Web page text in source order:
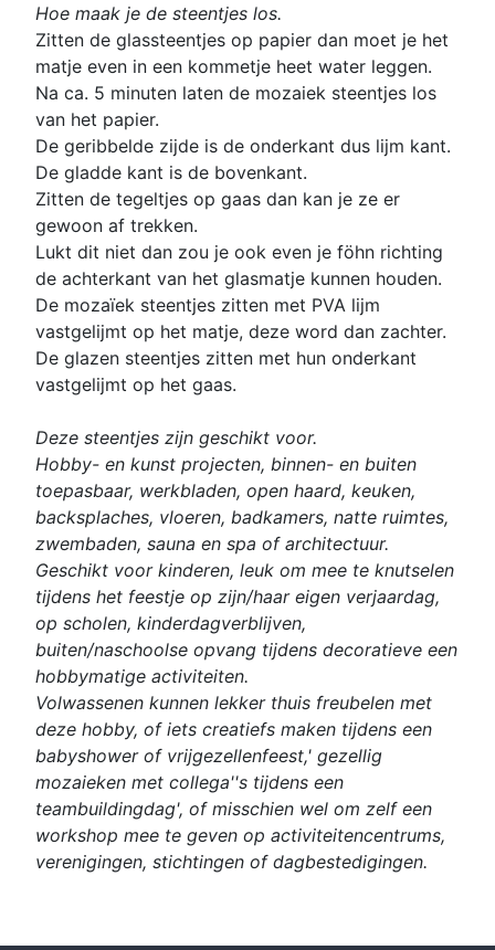
Hoe maak je de steentjes los.
Zitten de glassteentjes op papier dan moet je het
matje even in een kommetje heet water leggen.
Na ca. 5 minuten laten de mozaiek steentjes los
van het papier.
De geribbelde zijde is de onderkant dus lijm kant.
De gladde kant is de bovenkant.
Zitten de tegeltjes op gaas dan kan je ze er
gewoon af trekken.
Lukt dit niet dan zou je ook even je föhn richting
de achterkant van het glasmatje kunnen houden.
De mozaïek steentjes zitten met PVA lijm
vastgelijmt op het matje, deze word dan zachter.
De glazen steentjes zitten met hun onderkant
vastgelijmt op het gaas.
Deze steentjes zijn geschikt voor.
Hobby- en kunst projecten, binnen- en buiten
toepasbaar, werkbladen, open haard, keuken,
backsplaches, vloeren, badkamers, natte ruimtes,
zwembaden, sauna en spa of architectuur.
Geschikt voor kinderen, leuk om mee te knutselen
tijdens het feestje op zijn/haar eigen verjaardag,
op scholen, kinderdagverblijven,
buiten/naschoolse opvang tijdens decoratieve een
hobbymatige activiteiten.
Volwassenen kunnen lekker thuis freubelen met
deze hobby, of iets creatiefs maken tijdens een
babyshower of vrijgezellenfeest,' gezellig
mozaieken met collega''s tijdens een
teambuildingdag', of misschien wel om zelf een
workshop mee te geven op activiteitencentrums,
verenigingen, stichtingen of dagbestedigingen.